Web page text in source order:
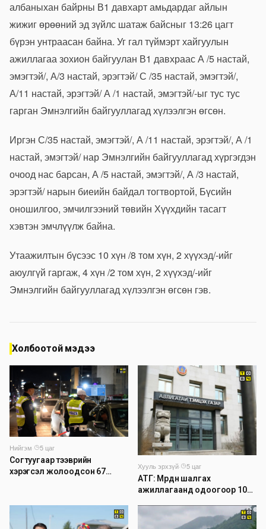
албаныхан байрны В1 давхарт амьдардаг айлын
жижиг өрөөний эд зүйлс шатаж байсныг 13:26 цагт
бүрэн унтраасан байна. Уг гал түймэрт хайгуулын
ажиллагаа зохион байгуулан В1 давхраас А /5 настай,
эмэгтэй/, А/3 настай, эрэгтэй/ С /35 настай, эмэгтэй/,
А/11 настай, эрэгтэй/ А /1 настай, эмэгтэй/-ыг тус тус
гарган Эмнэлгийн байгууллагад хүлээлгэн өгсөн.
Иргэн С/35 настай, эмэгтэй/, А /11 настай, эрэгтэй/, А /1
настай, эмэгтэй/ нар Эмнэлгийн байгууллагад хүргэгдэн
очоод нас барсан, А /5 настай, эмэгтэй/, А /3 настай,
эрэгтэй/ нарын биеийн байдал тогтвортой, Бүсийн
оношилгоо, эмчилгээний төвийн Хүүхдийн тасагт
хэвтэн эмчлүүлж байна.
Утаажилтын бүсээс 10 хүн /8 том хүн, 2 хүүхэд/-ийг
аюулгүй гаргаж, 4 хүн /2 том хүн, 2 хүүхэд/-ийг
Эмнэлгийн байгууллагад хүлээлгэн өгсөн гэв.
Холбоотой мэдээ
Нийгэм·
5 цаг
Согтуугаар тээврийн
хэрэгсэл жолоодсон 67
Хууль эрхзүй·
5 цаг
АТГ: Мөрдөн шалгах
ажиллагаанд одоогоор 1026